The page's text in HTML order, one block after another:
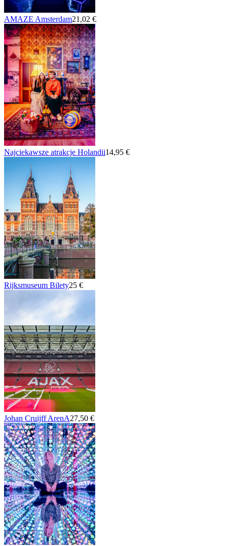
AMAZE Amsterdam21,02 €
Najciekawsze atrakcje Holandii14,95 €
Rijksmuseum Bilety25 €
Johan Cruijff ArenA27,50 €